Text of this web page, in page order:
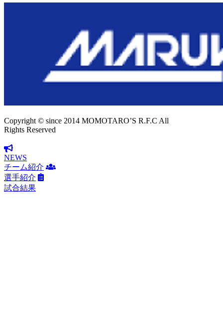
Copyright © since 2014 MOMOTARO’S R.F.C All
Rights Reserved
NEWS
チーム紹介
選手紹介
試合結果